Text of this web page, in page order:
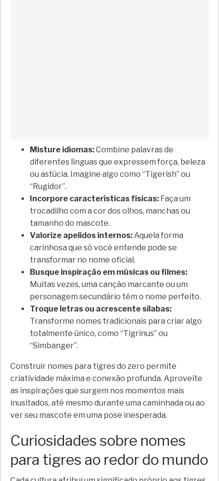
Misture idiomas:Combine palavras de
diferentes línguas que expressem força, beleza
ou astúcia. Imagine algo como “Tigerish” ou
“Rugidor”.
Incorpore características físicas: Faça um
trocadilho com a cor dos olhos, manchas ou
tamanho do mascote.
Valorize apelidos internos:Aquela forma
carinhosa que só você entende pode se
transformar no nome oficial.
Busque inspiração em músicas ou filmes:
Muitas vezes, uma canção marcante ou um
personagem secundário têm o nome perfeito.
Troque letras ou acrescente sílabas:
Transforme nomes tradicionais para criar algo
totalmente único, como “Tigrinus” ou
“Simbanger”.
Construir nomes para tigres do zero permite
criatividade máxima e conexão profunda. Aproveite
as inspirações que surgem nos momentos mais
inusitados, até mesmo durante uma caminhada ou ao
ver seu mascote em uma pose inesperada.
Curiosidades sobre nomes
para tigres ao redor do mundo